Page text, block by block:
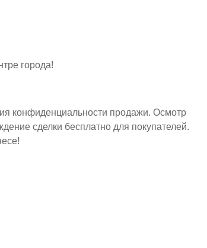
города!
конфиденциальности продажи. Осмотр
сделки бесплатно для покупателей.